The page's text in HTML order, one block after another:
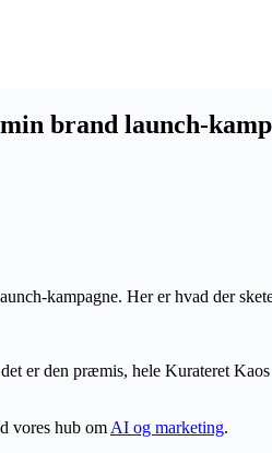
brand launch-
er den præmis, hele Kurateret
vores hub om AI og marketing.